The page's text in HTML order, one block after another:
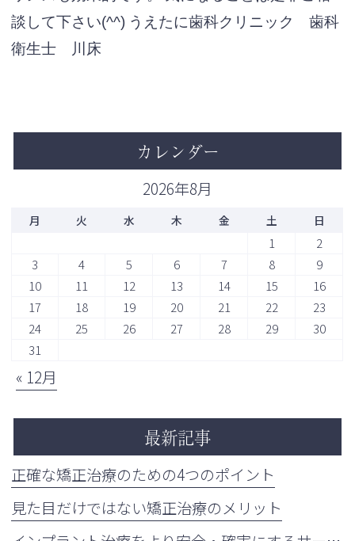
談して下さい(^^) うえたに歯科クリニック 歯科
衛生士 川床
カレンダー
2026年8月
月 火 水 木 金 土 日
1
2
3
4 5 6 7 8
9
10
11 12 13 14 15
16
17
18 19 20 21 22
23
24
25 26 27 28 29
30
31
« 12月
最新記事
正確な矯正治療のための4つのポイント
見た目だけではない矯正治療のメリット